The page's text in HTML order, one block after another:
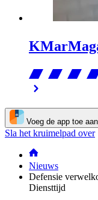
Voeg de app toe
Sla het kruimelpad over
Nieuws
Defensie
Diensttijd